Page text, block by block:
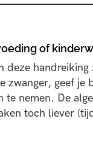
of
deze
zwanger, geef je
te nemen. De
toch liever